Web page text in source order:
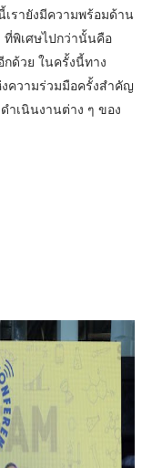
เรายังมีความพร้อมด้าน
ที่พิเศษไปกว่านั้นคือ
ด้วย ในครั้งนี้ทาง
ความร่วมมือครั้งสำคัญ
ำเนินงานต่าง ๆ ของ